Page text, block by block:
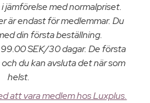
jämförelse med normalpriset.
är endast för medlemmar. Du
din första beställning.
SEK/30 dagar. De första
du kan avsluta det när som
helst.
att vara medlem hos Luxplus.